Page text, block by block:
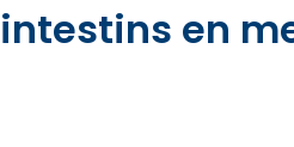
en